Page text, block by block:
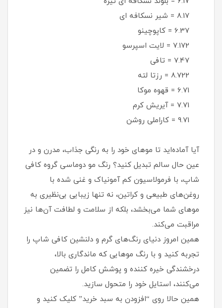
8.17 = شیر نسکافه ای
6.37 = کاپوچینو
7.172 = لایت اسپرسو
7.47 = تافی
8.722 = رزتا لته
6.71 = قهوه موکا
7.71 = آیریش کرم
9.71 = کاراملی روشن
آیا آماده‌اید تا موهای خود را به رنگی جذاب، مدرن و در
عین حال سالم تبدیل کنید؟ رنگ مو دوماسی گروه کافی
شاپ، با فرمولاسیون کم آمونیاک و غنی شده با
روغن‌های طبیعی و کراتین، نه تنها زیبایی بی‌نظیری به
موهای شما می‌بخشد، بلکه از سلامت و لطافت آن‌ها نیز
مراقبت می‌کند.
همین امروز دنیای رنگ‌های گرم و دلنشین کافی شاپ را
تجربه کنید و با رنگ موهایی که ماندگاری بالا،
درخشندگی خیره‌ کننده و پوشش کامل را تضمین
می‌کنند، استایل خود را متحول سازید.
همین حالا روی “افزودن به سبد خرید” کلیک کنید و